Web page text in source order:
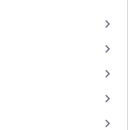
keyboard_arrow_right
keyboard_arrow_right
keyboard_arrow_right
keyboard_arrow_right
keyboard_arrow_right